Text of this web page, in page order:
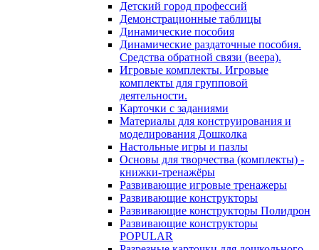
Детский город профессий
Демонстрационные таблицы
Динамические пособия
Динамические раздаточные пособия.
Средства обратной связи (веера).
Игровые комплекты. Игровые
комплекты для групповой
деятельности.
Карточки с заданиями
Материалы для конструирования и
моделирования Дошколка
Настольные игры и пазлы
Основы для творчества (комплекты) -
книжки-тренажёры
Развивающие игровые тренажеры
Развивающие конструкторы
Развивающие конструкторы Полидрон
Развивающие конструкторы
POPULAR